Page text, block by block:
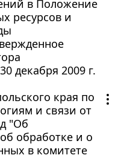
в Положение
ресурсов и
декабря 2009 г.
края по
и связи от
"Об
обработке и о
в комитете